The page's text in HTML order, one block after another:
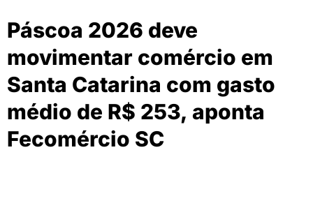
Páscoa 2026 deve
movimentar comércio em
Santa Catarina com gasto
médio de R$ 253, aponta
Fecomércio SC